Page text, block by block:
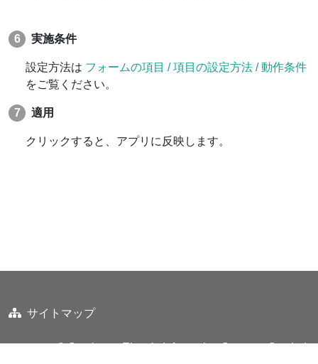
実施条件
設定方法は フォームの項目 / 項目の設定方法 / 動作条件
をご覧ください。
適用
クリックすると、アプリに反映します。
サイトマップ
© Sumitomo Electric Information Systems Co., Ltd.